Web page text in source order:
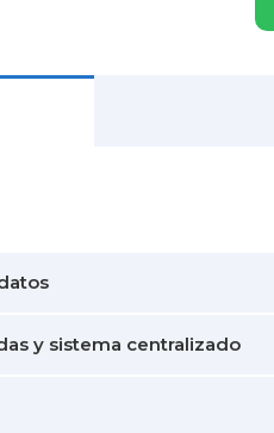
y sistema centralizado